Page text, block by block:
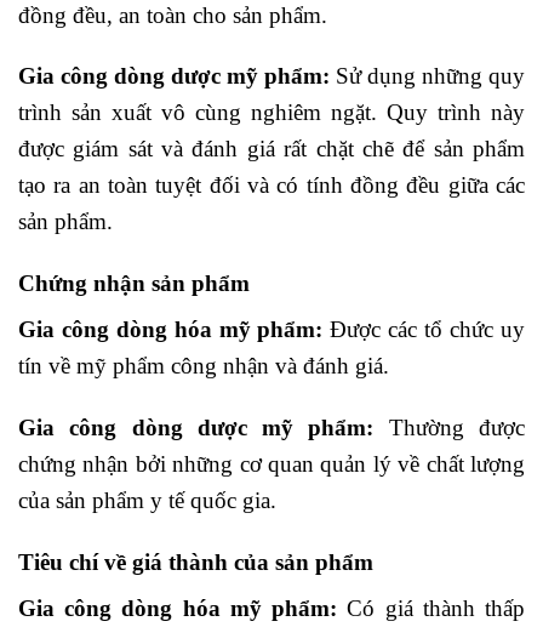
đồng đều, an toàn cho sản phẩm.
Gia công dòng dược mỹ phẩm: Sử dụng những quy
trình sản xuất vô cùng nghiêm ngặt. Quy trình này
được giám sát và đánh giá rất chặt chẽ để sản phẩm
tạo ra an toàn tuyệt đối và có tính đồng đều giữa các
sản phẩm.
Chứng nhận sản phẩm
Gia công dòng hóa mỹ phẩm: Được các tổ chức uy
tín về mỹ phẩm công nhận và đánh giá.
Gia công dòng dược mỹ phẩm: Thường được
chứng nhận bởi những cơ quan quản lý về chất lượng
của sản phẩm y tế quốc gia.
Tiêu chí về giá thành của sản phẩm
Gia công dòng hóa mỹ phẩm: Có giá thành thấp